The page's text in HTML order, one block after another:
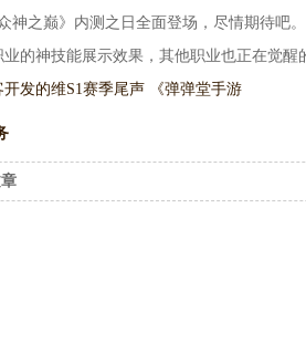
神之巅》内测之日全面登场，尽情期待吧
的神技能展示效果，其他职业也正在觉醒
开发的维S1赛季尾声 《弹弹堂手游